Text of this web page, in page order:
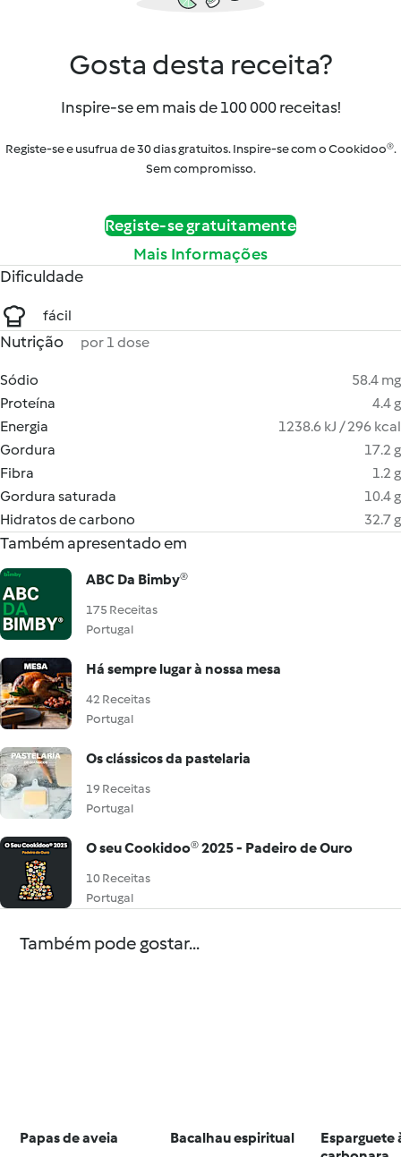
Gosta desta receita?
Inspire-se em mais de 100 000 receitas!
Registe-se e usufrua de 30 dias gratuitos. Inspire-se com o Cookidoo®.
Sem compromisso.
Registe-se gratuitamente
Mais Informações
Dificuldade
fácil
Nutrição por 1 dose
Sódio
58.4 mg
Proteína
4.4 g
Energia
1238.6 kJ / 296 kcal
Gordura
17.2 g
Fibra
1.2 g
Gordura saturada
10.4 g
Hidratos de carbono
32.7 g
Também apresentado em
ABC Da Bimby®
175 Receitas
Portugal
Há sempre lugar à nossa mesa
42 Receitas
Portugal
Os clássicos da pastelaria
19 Receitas
Portugal
O seu Cookidoo® 2025 - Padeiro de Ouro
10 Receitas
Portugal
Também pode gostar...
Papas de aveia Bacalhau espiritual
Esparguete